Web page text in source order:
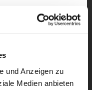
und Anzeigen zu
Medien anbieten